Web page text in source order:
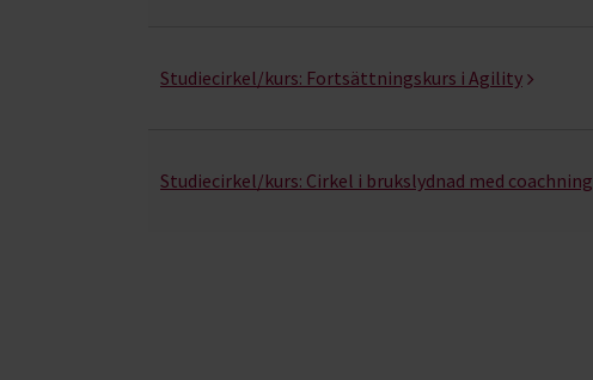
Studiecirkel/kurs: Fortsättningskurs i Agility
Studiecirkel/kurs: Cirkel i brukslydnad med coachning